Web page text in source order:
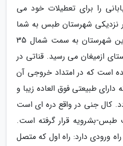
را برای تعطیلات خود می
نزدیکی شهرستان طبس به شما
پیشنهاد می کنیم. اگر از این شهرستان به سمت شمال 35
ازمیغان می رسید. قناتی در
است که در امتداد خروجی آن
طبیعتی فوق العاده زیبا و
کال جنی در واقع دره ای است
طبس-بشرویه قرار گرفته است.
راه ورودی دارد: راه اول که متصل